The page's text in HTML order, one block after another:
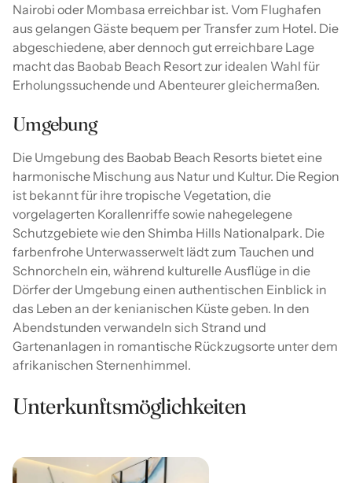
Nairobi oder Mombasa erreichbar ist. Vom Flughafen
aus gelangen Gäste bequem per Transfer zum Hotel. Die
abgeschiedene, aber dennoch gut erreichbare Lage
macht das Baobab Beach Resort zur idealen Wahl für
Erholungssuchende und Abenteurer gleichermaßen.
Umgebung
Die Umgebung des Baobab Beach Resorts bietet eine
harmonische Mischung aus Natur und Kultur. Die Region
ist bekannt für ihre tropische Vegetation, die
vorgelagerten Korallenriffe sowie nahegelegene
Schutzgebiete wie den Shimba Hills Nationalpark. Die
farbenfrohe Unterwasserwelt lädt zum Tauchen und
Schnorcheln ein, während kulturelle Ausflüge in die
Dörfer der Umgebung einen authentischen Einblick in
das Leben an der kenianischen Küste geben. In den
Abendstunden verwandeln sich Strand und
Gartenanlagen in romantische Rückzugsorte unter dem
afrikanischen Sternenhimmel.
Unterkunftsmöglichkeiten